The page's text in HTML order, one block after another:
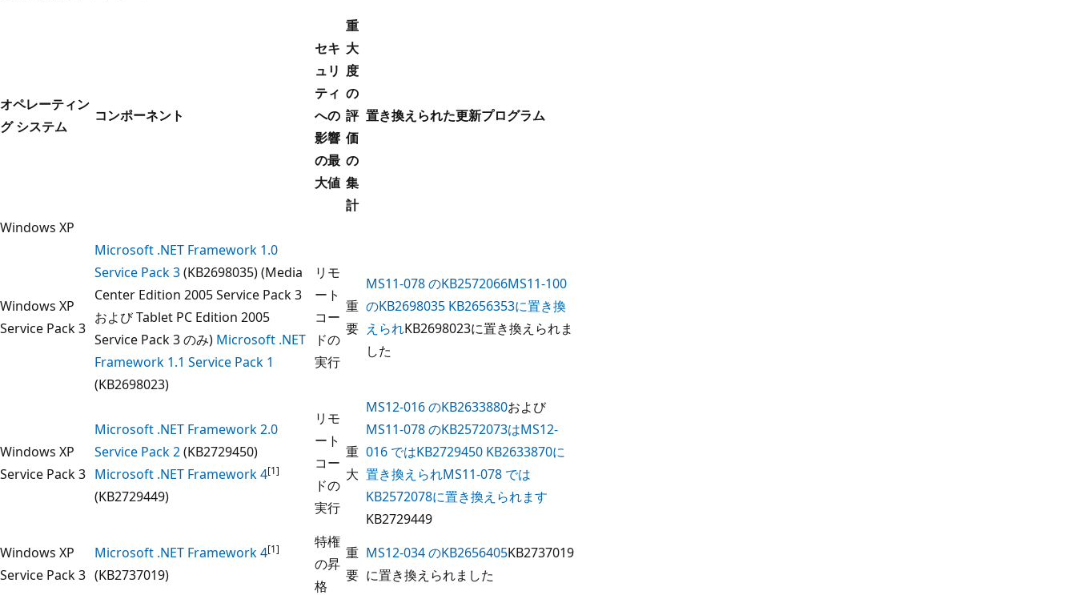
オペレーティン
グ システム
コンポーネント
セキ
ュリ
ティ
への
影響
の最
大値
重
大
度
の
評
価
の
集
計
置き換えられた更新プログラム
Windows XP
Windows XP
Service Pack 3
Microsoft .NET Framework 1.0
Service Pack 3(KB2698035) (Media
Center Edition 2005 Service Pack 3
および Tablet PC Edition 2005
Service Pack 3 のみ) Microsoft .NET
Framework 1.1 Service Pack 1
(KB2698023)
リモ
ート
コー
ドの
実行
重
要
MS11-078 のKB2572066MS11-100
のKB2698035 KB2656353に置き換
えられKB2698023に置き換えられま
した
Windows XP
Service Pack 3
Microsoft .NET Framework 2.0
Service Pack 2(KB2729450)
Microsoft .NET Framework 4[1]
(KB2729449)
リモ
ート
コー
ドの
実行
重
大
MS12-016 のKB2633880および
MS11-078 のKB2572073はMS12-
016 ではKB2729450 KB2633870に
置き換えられMS11-078 では
KB2572078に置き換えられます
KB2729449
Windows XP
Service Pack 3
Microsoft .NET Framework 4[1]
(KB2737019)
特権
の昇
格
重
要
MS12-034 のKB2656405KB2737019
に置き換えられました